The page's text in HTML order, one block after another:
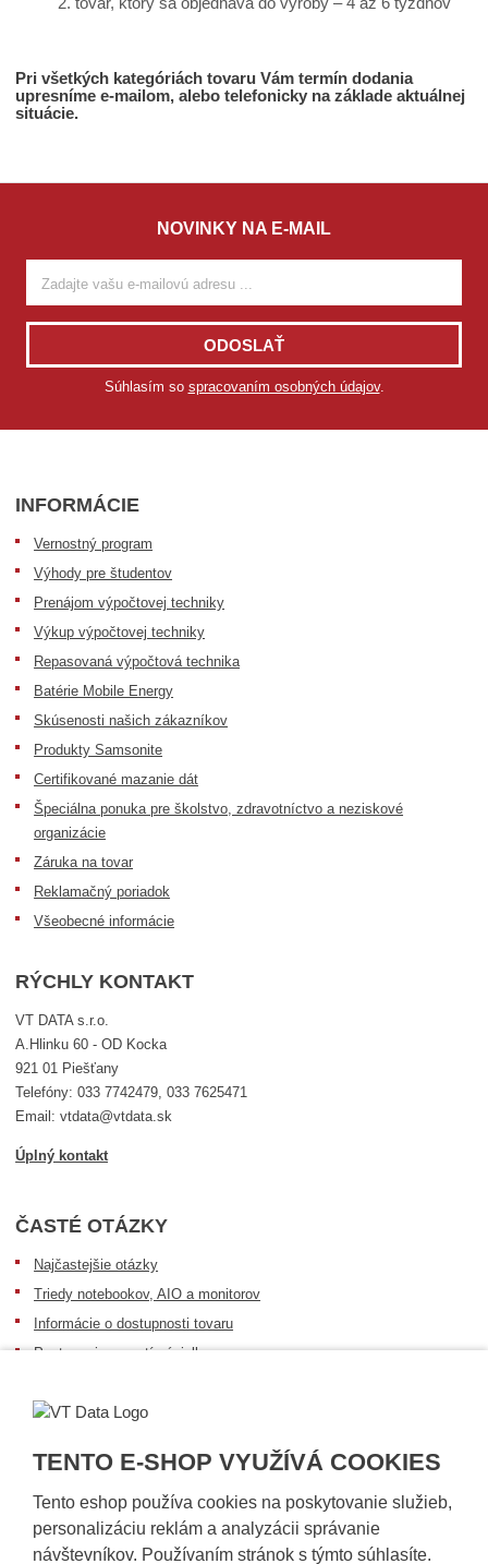
TENTO E-SHOP VYUŽÍVÁ COOKIES
Tento eshop používa cookies na poskytovanie služieb,
personalizáciu reklám a analyzácii správanie
návštevníkov. Používaním stránok s týmto súhlasíte.
Pri všetkých kategóriách tovaru Vám termín dodania
upresníme e-mailom, alebo telefonicky na základe aktuálnej
situácie.
NOVINKY NA E-MAIL
ODOSLAŤ
Súhlasím so spracovaním osobných údajov.
INFORMÁCIE
Vernostný program
Výhody pre študentov
Prenájom výpočtovej techniky
Výkup výpočtovej techniky
Repasovaná výpočtová technika
Batérie Mobile Energy
Skúsenosti našich zákazníkov
Produkty Samsonite
Certifikované mazanie dát
Špeciálna ponuka pre školstvo, zdravotníctvo a neziskové
organizácie
Záruka na tovar
Reklamačný poriadok
Všeobecné informácie
RÝCHLY KONTAKT
VT DATA s.r.o.
A.Hlinku 60 - OD Kocka
921 01 Piešťany
Telefóny: 033 7742479, 033 7625471
Email: vtdata@vtdata.sk
Úplný kontakt
ČASTÉ OTÁZKY
Najčastejšie otázky
Triedy notebookov, AIO a monitorov
Informácie o dostupnosti tovaru
Postup pri prevzatí zásielky
Sledovanie zásielok